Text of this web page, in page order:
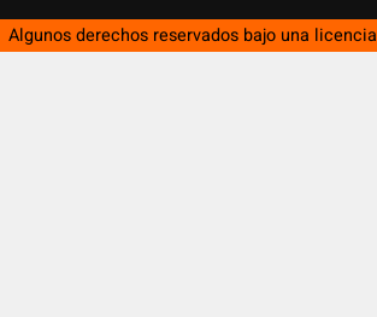
Algunos derechos reservados bajo una licencia